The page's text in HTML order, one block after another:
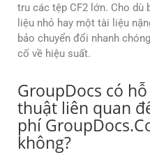
tru các tệp CF2 lớn. Cho
liệu nhỏ hay một tài liệu
bảo chuyển đổi nhanh
cố về hiệu suất.
GroupDocs có
thuật liên quan
phí
không?